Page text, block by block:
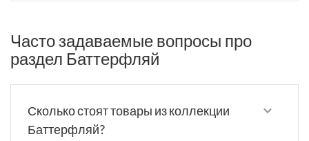
Часто задаваемые вопросы про
раздел Баттерфляй
Сколько стоят товары из коллекции
Баттерфляй?